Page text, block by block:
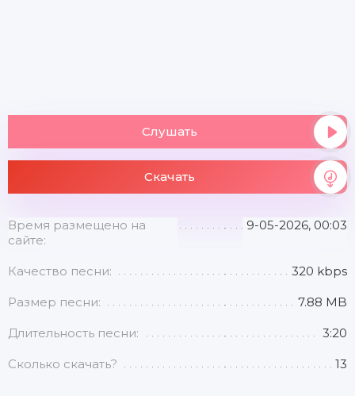
Слушать
Скачать
Время размещено на
сайте:
9-05-2026, 00:03
Качество песни: 320 kbps
Размер песни: 7.88 MB
Длительность песни: 3:20
Сколько скачать? 13